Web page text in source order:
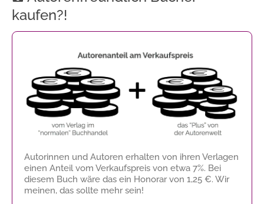
kaufen?!
Autorinnen und Autoren erhalten von ihren Verlagen
einen Anteil vom Verkaufspreis von etwa 7%. Bei
diesem Buch wäre das ein Honorar von 1,25 €. Wir
meinen, das sollte mehr sein!